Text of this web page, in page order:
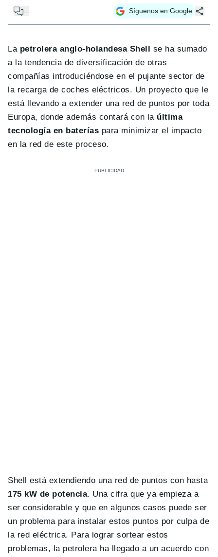
... Síguenos en Google
La petrolera anglo-holandesa Shell
se ha sumado
a la tendencia de diversificación de otras
compañías introduciéndose en el pujante sector de
la recarga de coches eléctricos. Un proyecto que le
está llevando a extender una red de puntos por toda
Europa, donde además contará con laúltima
tecnología en baterías para minimizar el impacto
en la red de este proceso.
Shell está extendiendo una red de puntos con hasta
175 kW de potencia. Una cifra que ya empieza a
ser considerable y que en algunos casos puede ser
un problema para instalar estos puntos por culpa de
la red eléctrica. Para lograr sortear estos
problemas, la petrolera ha llegado a un acuerdo con